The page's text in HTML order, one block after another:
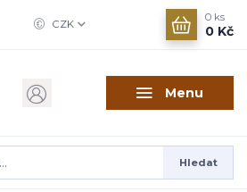
Menu
CZK
Hledat
0 ks
0 Kč